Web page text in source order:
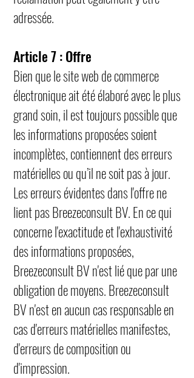
adressée.
Article 7 : Offre
Bien que le site web de commerce
électronique ait été élaboré avec le plus
grand soin, il est toujours possible que
les informations proposées soient
incomplètes, contiennent des erreurs
matérielles ou qu’il ne soit pas à jour.
Les erreurs évidentes dans l'offre ne
lient pas Breezeconsult BV. En ce qui
concerne l'exactitude et l'exhaustivité
des informations proposées,
Breezeconsult BV n'est lié que par une
obligation de moyens. Breezeconsult
BV n'est en aucun cas responsable en
cas d'erreurs matérielles manifestes,
d'erreurs de composition ou
d'impression.